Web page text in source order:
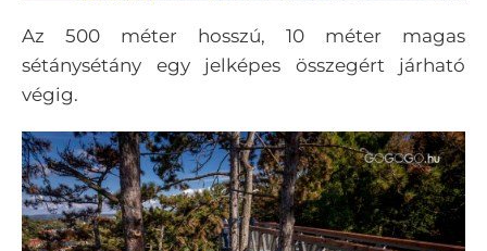
Az 500 méter hosszú, 10 méter magas
sétánysétány egy jelképes összegért járható
végig.